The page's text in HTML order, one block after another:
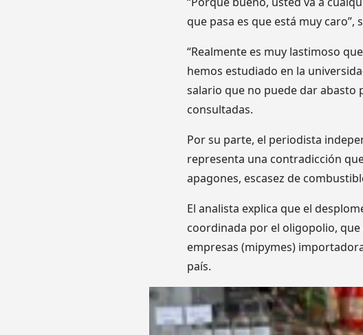
que pasa es que está muy
“Realmente es muy lastimoso
hemos estudiado en la
salario que no puede dar abasto
consultadas.
Por su parte, el periodista
representa una contradicción
apagones, escasez de
El analista explica que el
coordinada por el oligopolio,
empresas (mipymes)
país.